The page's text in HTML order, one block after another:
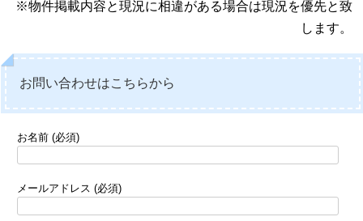
※物件掲載内容と現況に相違がある場合は現況を優先と致
します。
お問い合わせはこちらから
お名前 (必須)
メールアドレス (必須)